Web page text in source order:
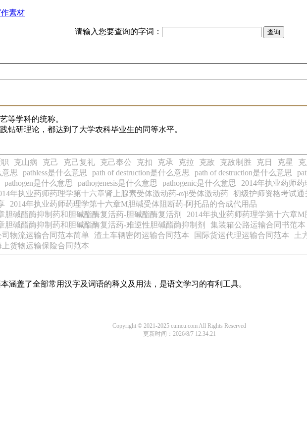
素材
请输入您要查询的字词：
等学科的统称。
钻研理论，都达到了大学农科毕业生的同等水平。
克山病 克己 克己复礼 克己奉公 克扣 克承 克拉 克敌 克敌制胜 克日 克星
意思 pathless是什么意思 path of destruction是什么意思 path of destruction是什么意思
pathogen是什么意思 pathogenesis是什么意思 pathogenic是什么意思
2014年执业药师
年执业药师药理学第十六章肾上腺素受体激动药-α/β受体激动药 初级护师资格考试通
2014年执业药师药理学第十六章M胆碱受体阻断药-阿托品的合成代用品
胆碱酯酶抑制药和胆碱酯酶复活药-胆碱酯酶复活剂
2014年执业药师药理学第十六章
胆碱酯酶抑制药和胆碱酯酶复活药-难逆性胆碱酯酶抑制剂
集装箱公路运输合同书范本
司物流运输合同范本简单 渣土车辆密闭运输合同范本 国际货运代理运输合同范本 土
上货物运输保险合同范本
涵盖了全部常用汉字及词语的释义及用法，是语文学习的有利工具。
Copyright © 2021-2025 cumcu.com All Rights Reserved
更新时间：2026/8/7 12:34:21